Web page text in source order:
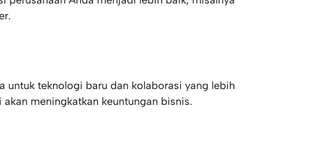
untuk teknologi baru dan kolaborasi yang lebih
meningkatkan keuntungan bisnis.